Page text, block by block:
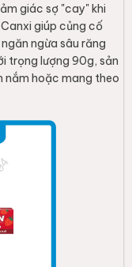
giác sợ "cay" khi
giúp củng cố
ngừa sâu răng
trọng lượng 90g, sản
nắm hoặc mang theo